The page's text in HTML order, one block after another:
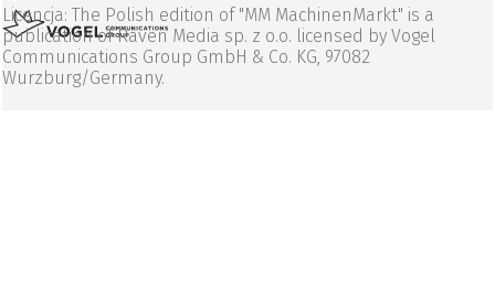
Licencja: The Polish edition of "MM MachinenMarkt" is a
publication of Raven Media sp. z o.o. licensed by Vogel
Communications Group GmbH & Co. KG, 97082
Wurzburg/Germany.